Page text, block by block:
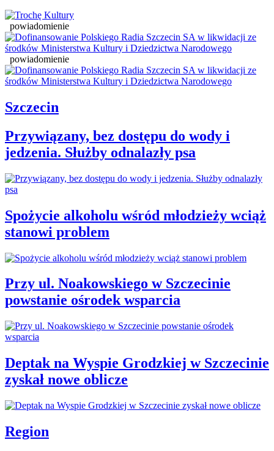
powiadomienie
powiadomienie
Szczecin
Przywiązany, bez dostępu do wody i
jedzenia. Służby odnalazły psa
Spożycie alkoholu wśród młodzieży wciąż
stanowi problem
Przy ul. Noakowskiego w Szczecinie
powstanie ośrodek wsparcia
Deptak na Wyspie Grodzkiej w Szczecinie
zyskał nowe oblicze
Region